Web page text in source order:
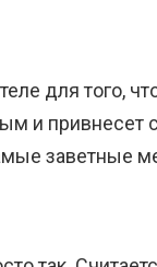
для того,
и привнесет
заветные